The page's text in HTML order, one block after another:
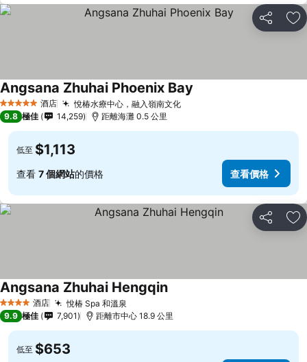
分享 放
5 星級 酒店 悅椿水療中心，融入嶺南文化
Angsana Zhuhai Phoenix Bay
9.8 極佳 14,259 距離海灘 0.5 公里
低至 $1,113
查看 7 個網站的價格 查看價格
分享 放
4 星級 酒店 悅椿 Spa 和溫泉
Angsana Zhuhai Hengqin
9.9 極佳 7,901 距離市中心 18.9 公里
低至 $653